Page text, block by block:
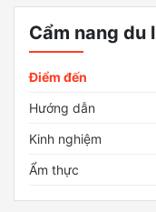
Cẩm nang du
Điểm đến
Hướng dẫn
Kinh nghiệm
Ẩm thực